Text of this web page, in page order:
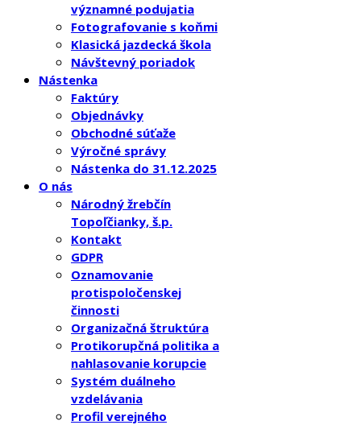
významné podujatia
Fotografovanie s koňmi
Klasická jazdecká škola
Návštevný poriadok
Nástenka
Faktúry
Objednávky
Obchodné súťaže
Výročné správy
Nástenka do 31.12.2025
O nás
Národný žrebčín
Topoľčianky, š.p.
Kontakt
GDPR
Oznamovanie
protispoločenskej
činnosti
Organizačná štruktúra
Protikorupčná politika a
nahlasovanie korupcie
Systém duálneho
vzdelávania
Profil verejného